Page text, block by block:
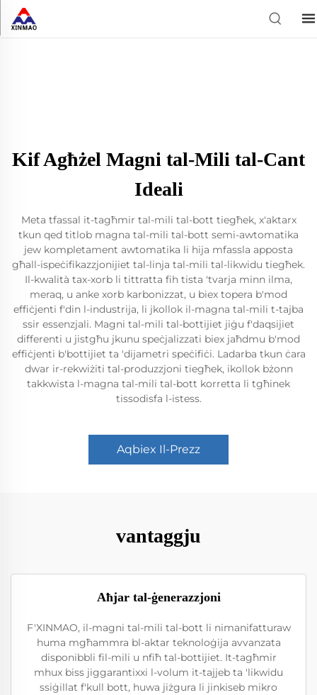
Kif Agħżel Magni tal-Mili tal-Cant
Ideali
Meta tfassal it-tagħmir tal-mili tal-bott tiegħek, x'aktarx
tkun qed titlob magna tal-mili tal-bott semi-awtomatika
jew kompletament awtomatika li hija mfassla apposta
għall-ispeċifikazzjonijiet tal-linja tal-mili tal-likwidu tiegħek.
Il-kwalità tax-xorb li tittratta fih tista 'tvarja minn ilma,
meraq, u anke xorb karbonizzat, u biex topera b'mod
effiċjenti f'din l-industrija, li jkollok il-magna tal-mili t-tajba
ssir essenzjali. Magni tal-mili tal-bottijiet jiġu f'daqsijiet
differenti u jistgħu jkunu speċjalizzati biex jaħdmu b'mod
effiċjenti b'bottijiet ta 'dijametri speċifiċi. Ladarba tkun ċara
dwar ir-rekwiżiti tal-produzzjoni tiegħek, ikollok bżonn
takkwista l-magna tal-mili tal-bott korretta li tgħinek
tissodisfa l-istess.
Aqbiex Il-Prezz
vantaggju
Aħjar tal-ġenerazzjoni
F'XINMAO, il-magni tal-mili tal-bott li nimanifatturaw
huma mgħammra bl-aktar teknoloġija avvanzata
disponibbli fil-mili u nfiħ tal-bottijiet. It-tagħmir
mhux biss jiggarantixxi l-volum it-tajjeb ta 'likwidu
ssiġillat f'kull bott, huwa jiżgura li jinkiseb mikro